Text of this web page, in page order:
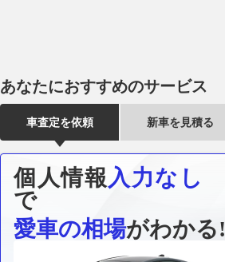
シアターになる!!
あなたにおすすめのサービス
車査定を依頼 新車を見積る
個人情報 入力なし
で
愛車の相場がわかる!